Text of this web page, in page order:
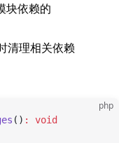
块依赖的
清理相关依赖
php
() :
void